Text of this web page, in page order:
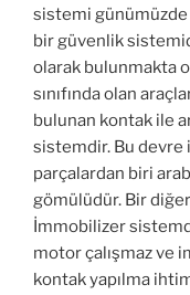
sistemi
bir güvenlik
olarak bulunmakta
sınıfında olan
bulunan kontak ile
sistemdir. Bu devre
parçalardan biri
gömülüdür. Bir
İmmobilizer
motor çalışmaz ve
kontak yapılma